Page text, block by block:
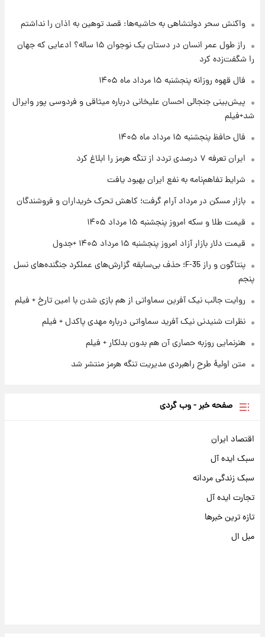
۲۳ ساعت پیش
۱ روز پیش
۱ روز پیش
ارزش سهام عدالت برای امروز چهارشنبه ۱۴ مرداد
۱ روز پیش
نام خودرو، مبلغ پیش پرداخت و زمان تحویل |
واکنش سحر دولتشاهی به حاشیه‌ها: قصد توهین به اذان را نداشتم
راز طول عمر انسان در دستان یک نوجوان ۱۵ ساله؟ ادعایی که جهان
را شگفت‌زده کرد
فال قهوه روزانه پنجشنبه ۱۵ مرداد ماه ۱۴۰۵
پیش‌بینی جنجالی احسان علیخانی درباره میثاقی و فردوسی پور وایرال
شد+فیلم
فال حافظ پنجشنبه ۱۵ مرداد ماه ۱۴۰۵
ایران تعرفه ۷ درصدی تردد از تنگه هرمز را ابلاغ کرد
شرایط تفاهم‌نامه به نفع ایران بهبود یافت
بازار مسکن در مرداد آرام گرفت؛ کاهش تحرک خریداران و فروشندگان
قیمت طلا و سکه امروز پنجشنبه ۱۵ مرداد ۱۴۰۵
قیمت دلار بازار آزاد امروز پنجشنبه ۱۵ مرداد ۱۴۰۵ +جدول
پنتاگون و راز F-35؛ حذف بی‌سابقه گزارش‌های عملکرد جنگنده‌های نسل
پنجم
روایت جالب نیک آفرین سماواتی از هم بازی شدن با امین تارخ + فیلم
نظرات شنیدنی نیک آفرید سماواتی درباره مهدی پاکدل + فیلم
هنرنمایی روزبه حصاری آن هم بدون بدلکار + فیلم
متن اولیۀ طرح راهبردی مدیریت تنگه هرمز منتشر شد
صفحه خبر - وب گردی
اقتصاد ایران
سبک ایده آل
سبک زندگی مردانه
تجارت ایده آل
تازه ترین خبرها
مبل ال